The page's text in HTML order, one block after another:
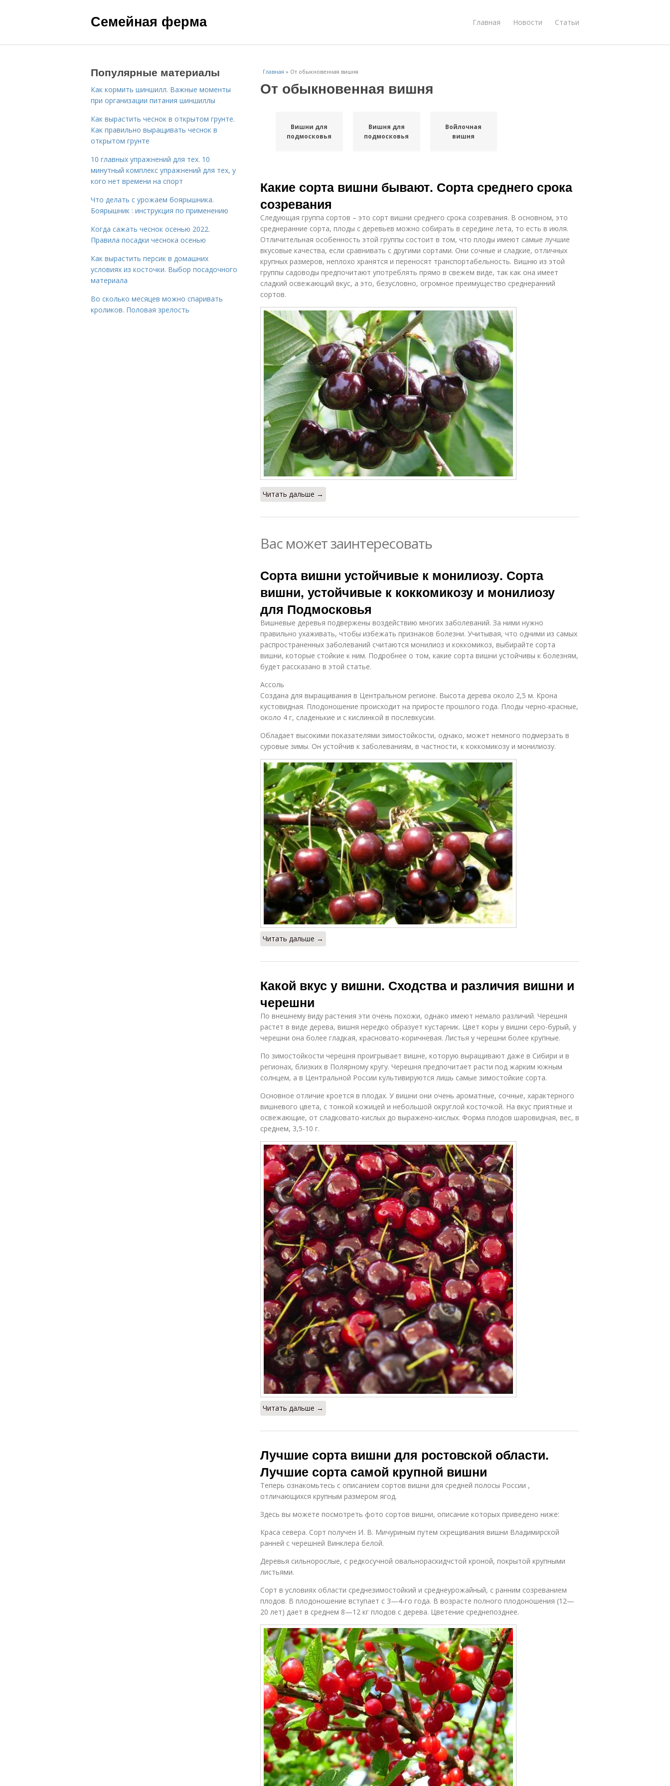
Семейная ферма Главная Новости Статьи
Главная » От обыкновенная вишня
От обыкновенная вишня
Вишни для
подмосковья
Вишня для
подмосковья
Войлочная
вишня
Какие сорта вишни бывают. Сорта среднего срока
созревания
Следующая группа сортов – это сорт вишни среднего срока созревания. В основном, это
среднеранние сорта, плоды с деревьев можно собирать в середине лета, то есть в июля.
Отличительная особенность этой группы состоит в том, что плоды имеют самые лучшие
вкусовые качества, если сравнивать с другими сортами. Они сочные и сладкие, отличных
крупных размеров, неплохо хранятся и переносят транспортабельность. Вишню из этой
группы садоводы предпочитают употреблять прямо в свежем виде, так как она имеет
сладкий освежающий вкус, а это, безусловно, огромное преимущество среднеранний
сортов.
Читать дальше →
Вас может заинтересовать
Сорта вишни устойчивые к монилиозу. Сорта
вишни, устойчивые к коккомикозу и монилиозу
для Подмосковья
Вишневые деревья подвержены воздействию многих заболеваний. За ними нужно
правильно ухаживать, чтобы избежать признаков болезни. Учитывая, что одними из самых
распространенных заболеваний считаются монилиоз и коккомикоз, выбирайте сорта
вишни, которые стойкие к ним. Подробнее о том, какие сорта вишни устойчивы к болезням,
будет рассказано в этой статье.
Ассоль
Создана для выращивания в Центральном регионе. Высота дерева около 2,5 м. Крона
кустовидная. Плодоношение происходит на приросте прошлого года. Плоды черно-красные,
около 4 г, сладенькие и с кислинкой в послевкусии.
Обладает высокими показателями зимостойкости, однако, может немного подмерзать в
суровые зимы. Он устойчив к заболеваниям, в частности, к коккомикозу и монилиозу.
Читать дальше →
Какой вкус у вишни. Сходства и различия вишни и
черешни
По внешнему виду растения эти очень похожи, однако имеют немало различий. Черешня
растет в виде дерева, вишня нередко образует кустарник. Цвет коры у вишни серо-бурый, у
черешни она более гладкая, красновато-коричневая. Листья у черешни более крупные.
По зимостойкости черешня проигрывает вишне, которую выращивают даже в Сибири и в
регионах, близких в Полярному кругу. Черешня предпочитает расти под жарким южным
солнцем, а в Центральной России культивируются лишь самые зимостойкие сорта.
Основное отличие кроется в плодах. У вишни они очень ароматные, сочные, характерного
вишневого цвета, с тонкой кожицей и небольшой округлой косточкой. На вкус приятные и
освежающие, от сладковато-кислых до выражено-кислых. Форма плодов шаровидная, вес, в
среднем, 3,5-10 г.
Читать дальше →
Лучшие сорта вишни для ростовской области.
Лучшие сорта самой крупной вишни
Теперь ознакомьтесь с описанием сортов вишни для средней полосы России ,
отличающихся крупным размером ягод.
Здесь вы можете посмотреть фото сортов вишни, описание которых приведено ниже:
Краса севера. Сорт получен И. В. Мичуриным путем скрещивания вишни Владимирской
ранней с черешней Винклера белой.
Деревья сильнорослые, с редкосучной овальнораскидчстой кроной, покрытой крупными
листьями.
Сорт в условиях области среднезимостойкий и среднеурожайный, с ранним созреванием
плодов. В плодоношение вступает с 3—4-го года. В возрасте полного плодоношения (12—
20 лет) дает в среднем 8—12 кг плодов с дерева. Цветение среднепозднее.
Популярные материалы
Как кормить шиншилл. Важные моменты
при организации питания шиншиллы
Как вырастить чеснок в открытом грунте.
Как правильно выращивать чеснок в
открытом грунте
10 главных упражнений для тех. 10
минутный комплекс упражнений для тех, у
кого нет времени на спорт
Что делать с урожаем боярышника.
Боярышник : инструкция по применению
Когда сажать чеснок осенью 2022.
Правила посадки чеснока осенью
Как вырастить персик в домашних
условиях из косточки. Выбор посадочного
материала
Во сколько месяцев можно спаривать
кроликов. Половая зрелость